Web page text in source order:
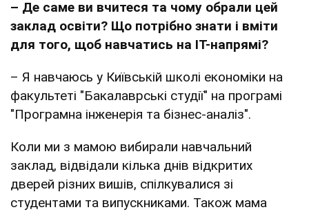
– Де саме ви вчитеся та чому обрали цей
заклад освіти? Що потрібно знати і вміти
для того, щоб навчатись на ІТ-напрямі?
– Я навчаюсь у Київській школі економіки на
факультеті "Бакалаврські студії" на програмі
"Програмна інженерія та бізнес-аналіз".
Коли ми з мамою вибирали навчальний
заклад, відвідали кілька днів відкритих
дверей різних вишів, спілкувалися зі
студентами та випускниками. Також мама